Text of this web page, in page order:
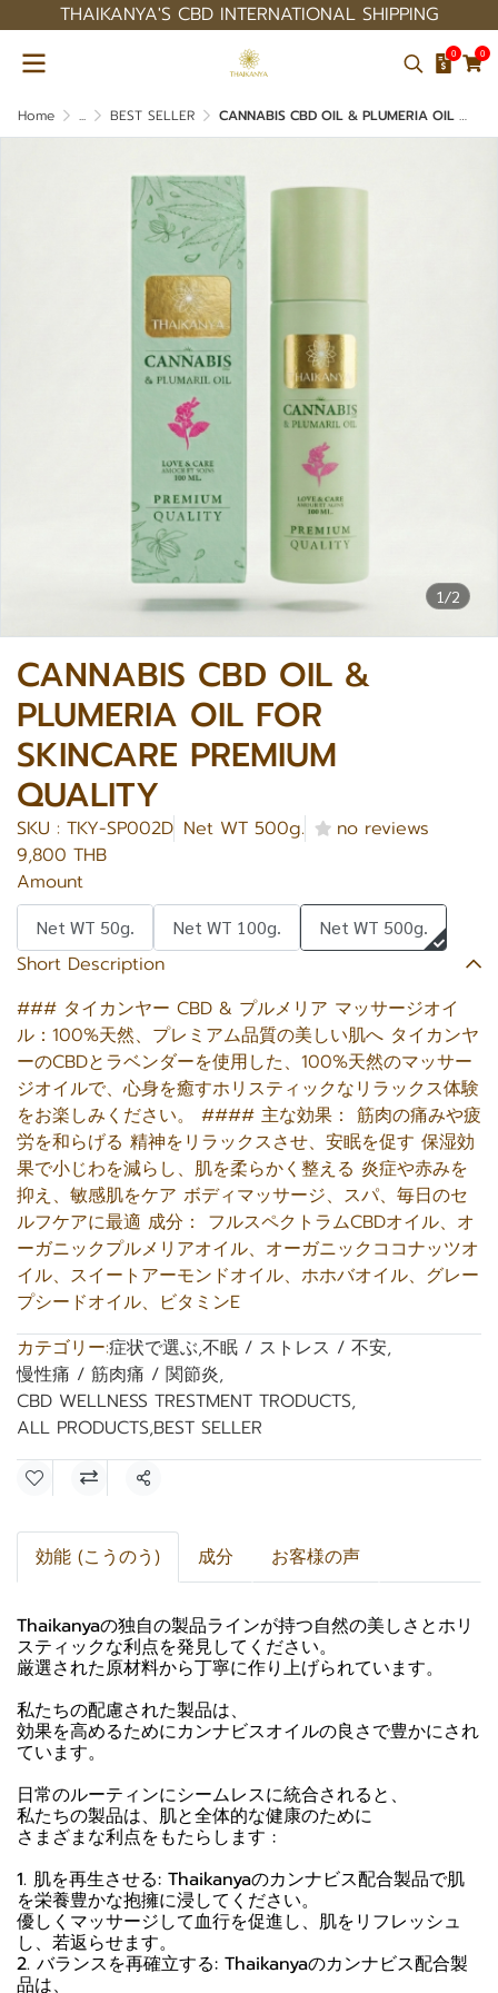
THAIKANYA'S CBD INTERNATIONAL SHIPPING
0 0
Home ... BEST SELLER CANNABIS CBD OIL & PLUMERIA OIL FOR SKINCARE PREMIUM QUALITY
1/2
CANNABIS CBD OIL &
PLUMERIA OIL FOR
SKINCARE PREMIUM
QUALITY
SKU : TKY-SP002D Net WT 500g.
no reviews
9,800 THB
Amount
Net WT 50g. Net WT 100g. Net WT 500g.
Short Description
### タイカンヤー CBD & プルメリア マッサージオイ
ル：100%天然、プレミアム品質の美しい肌へ タイカンヤ
ーのCBDとラベンダーを使用した、100%天然のマッサー
ジオイルで、心身を癒すホリスティックなリラックス体験
をお楽しみください。 #### 主な効果： 筋肉の痛みや疲
労を和らげる 精神をリラックスさせ、安眠を促す 保湿効
果で小じわを減らし、肌を柔らかく整える 炎症や赤みを
抑え、敏感肌をケア ボディマッサージ、スパ、毎日のセ
ルフケアに最適 成分： フルスペクトラムCBDオイル、オ
ーガニックプルメリアオイル、オーガニックココナッツオ
イル、スイートアーモンドオイル、ホホバオイル、グレー
プシードオイル、ビタミンE
カテゴリー:症状で選ぶ,不眠 / ストレス / 不安,
慢性痛 / 筋肉痛 / 関節炎,
CBD WELLNESS TRESTMENT TRODUCTS,
ALL PRODUCTS,BEST SELLER
共有
効能 (こうのう) 成分 お客様の声
Thaikanyaの独自の製品ラインが持つ自然の美しさとホリ
スティックな利点を発見してください。
厳選された原材料から丁寧に作り上げられています。
私たちの配慮された製品は、
効果を高めるためにカンナビスオイルの良さで豊かにされ
ています。
日常のルーティンにシームレスに統合されると、
私たちの製品は、肌と全体的な健康のために
さまざまな利点をもたらします :
1. 肌を再生させる: Thaikanyaのカンナビス配合製品で肌
を栄養豊かな抱擁に浸してください。
優しくマッサージして血行を促進し、肌をリフレッシュ
し、若返らせます。
2. バランスを再確立する: Thaikanyaのカンナビス配合製
品は、